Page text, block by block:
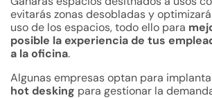
evitarás zonas desobladas y
uso de los espacios, todo ello para
posible la experiencia de tus
a la oficina.
Algunas empresas optan para
hot desking para gestionar la